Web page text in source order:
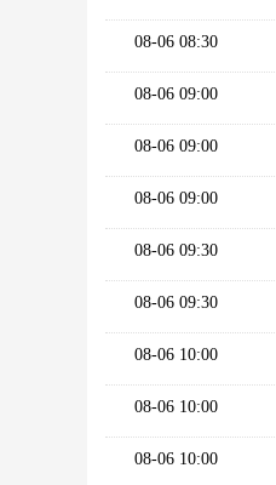
08-06 08:30
08-06 09:00
08-06 09:00
08-06 09:00
08-06 09:30
08-06 09:30
08-06 10:00
08-06 10:00
08-06 10:00